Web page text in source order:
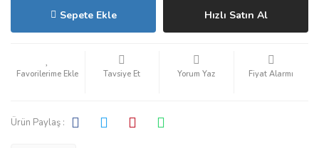
Sepete Ekle Hızlı Satın Al
Tavsiye Et Yorum Yaz Fiyat Alarmı
Ürün Paylaş :